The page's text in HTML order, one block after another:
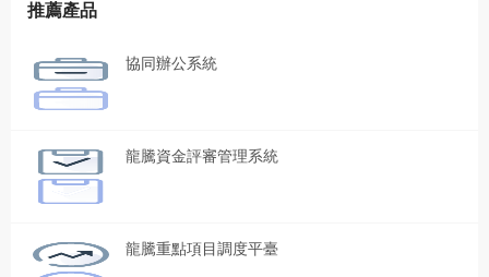
推薦產品
協同辦公系統
龍騰資金評審管理系統
龍騰重點項目調度平臺